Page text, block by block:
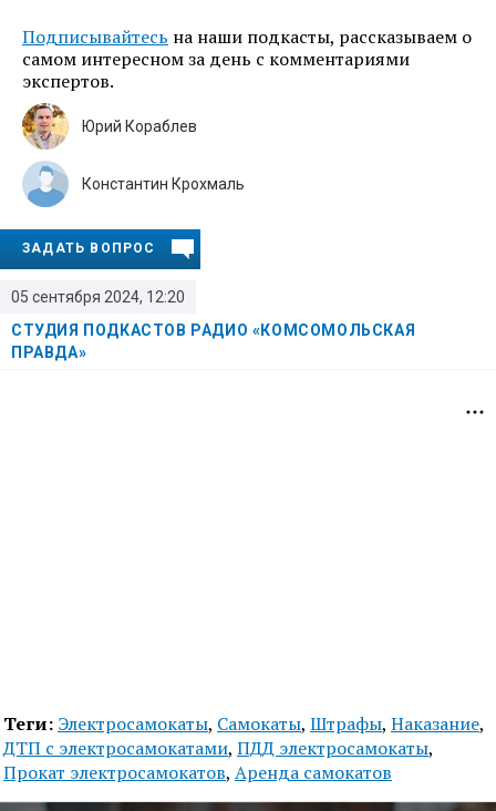
Подписывайтесь на наши подкасты, рассказываем о
самом интересном за день с комментариями
экспертов.
05 сентября 2024, 12:20
СТУДИЯ ПОДКАСТОВ РАДИО «КОМСОМОЛЬСКАЯ
ПРАВДА»
Юрий Кораблев
Константин Крохмаль
ЗАДАТЬ ВОПРОС
Теги: Электросамокаты, Самокаты, Штрафы, Наказание,
ДТП с электросамокатами, ПДД электросамокаты,
Прокат электросамокатов, Аренда самокатов